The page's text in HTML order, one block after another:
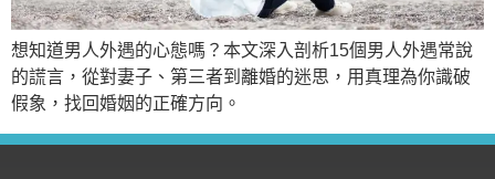
想知道男人外遇的心態嗎？本文深入剖析15個男人外遇常說
的謊言，從對妻子、第三者到離婚的迷思，用真理為你識破
假象，找回婚姻的正確方向。